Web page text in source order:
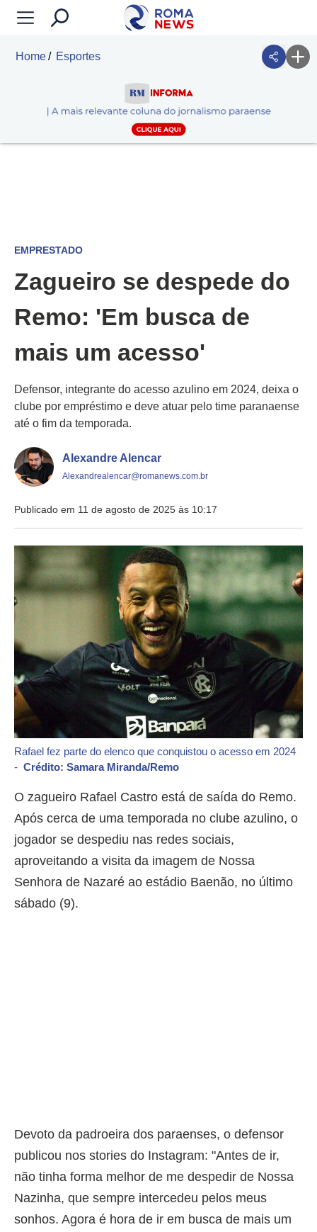
Home Esportes
EMPRESTADO
Zagueiro se despede do
Remo: 'Em busca de
mais um acesso'
Defensor, integrante do acesso azulino em 2024, deixa o
clube por empréstimo e deve atuar pelo time paranaense
até o fim da temporada.
Alexandre Alencar
Alexandrealencar@romanews.com.br
Publicado em 11 de agosto de 2025 às 10:17
Rafael fez parte do elenco que conquistou o acesso em 2024
- Crédito: Samara Miranda/Remo
O zagueiro Rafael Castro está de saída do Remo.
Após cerca de uma temporada no clube azulino, o
jogador se despediu nas redes sociais,
aproveitando a visita da imagem de Nossa
Senhora de Nazaré ao estádio Baenão, no último
sábado (9).
Devoto da padroeira dos paraenses, o defensor
publicou nos stories do Instagram: "Antes de ir,
não tinha forma melhor de me despedir de Nossa
Nazinha, que sempre intercedeu pelos meus
sonhos. Agora é hora de ir em busca de mais um